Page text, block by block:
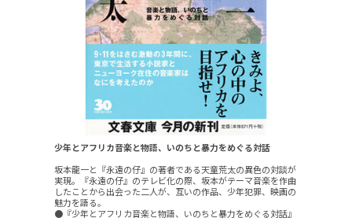
少年とアフリカ音楽と物語、いのちと暴力をめぐる対話
坂本龍一と『永遠の仔』の著者である天童荒太の異色の対談が
実現。『永遠の仔』のテレビ化の際、坂本がテーマ音楽を作曲
したことから出会った二人が、互いの作品、少年犯罪、映画の
魅力を語る。
●『少年とアフリカ音楽と物語、いのちと暴力をめぐる対話』